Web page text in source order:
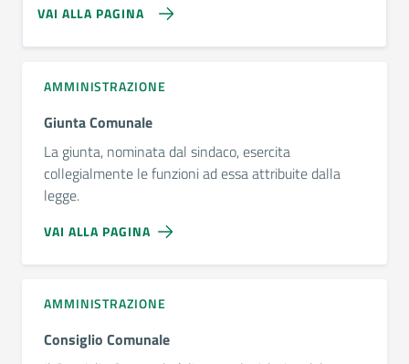
VAI ALLA PAGINA
AMMINISTRAZIONE
Giunta Comunale
La giunta, nominata dal sindaco, esercita
collegialmente le funzioni ad essa attribuite dalla
legge.
VAI ALLA PAGINA
AMMINISTRAZIONE
Consiglio Comunale